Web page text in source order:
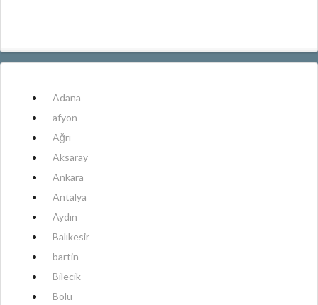
Adana
afyon
Ağrı
Aksaray
Ankara
Antalya
Aydın
Balıkesir
bartin
Bilecik
Bolu